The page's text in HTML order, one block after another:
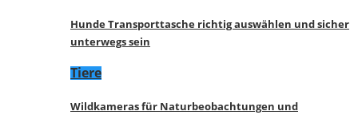
Hunde Transporttasche richtig auswählen und sicher
unterwegs sein
Tiere
Wildkameras für Naturbeobachtungen und